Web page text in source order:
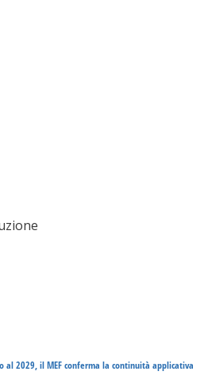
al 2029, il MEF conferma la continuità applicativa